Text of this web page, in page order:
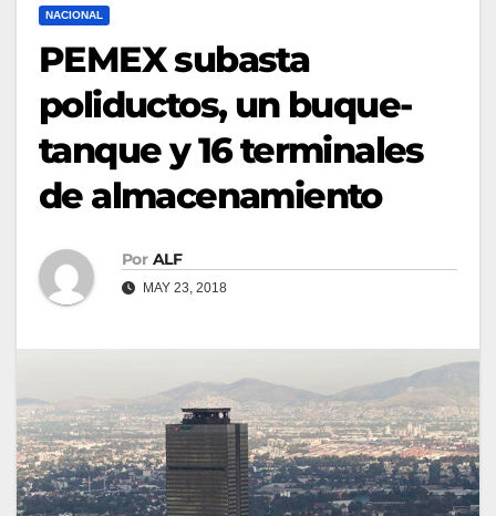
NACIONAL
PEMEX subasta
poliductos, un buque-
tanque y 16 terminales
de almacenamiento
Por ALF
MAY 23, 2018